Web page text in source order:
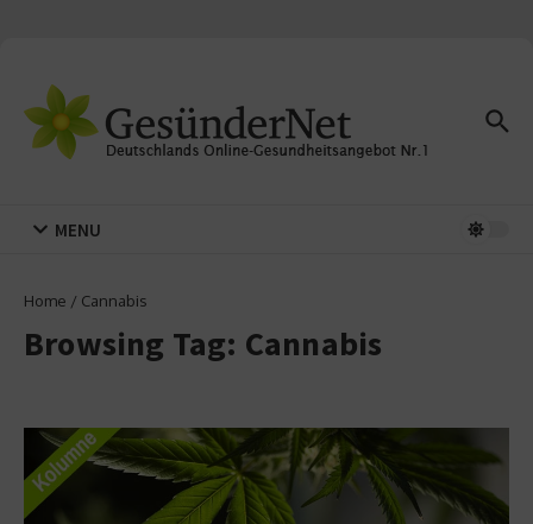
MENU
Home / Cannabis
Browsing Tag: Cannabis